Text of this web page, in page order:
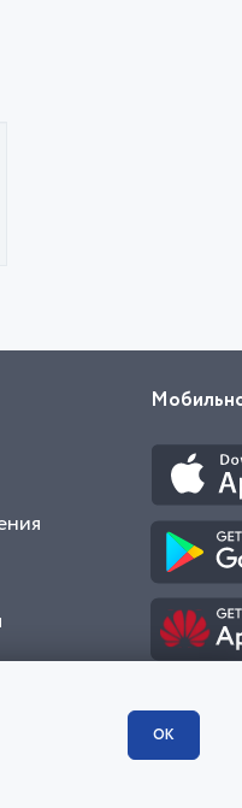
на сайте являются
ОК